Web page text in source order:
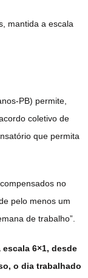
mantida a escala
PB) permite,
coletivo de
que permita
no
pelo menos um
de trabalho”.
6×1, desde
o dia trabalhado